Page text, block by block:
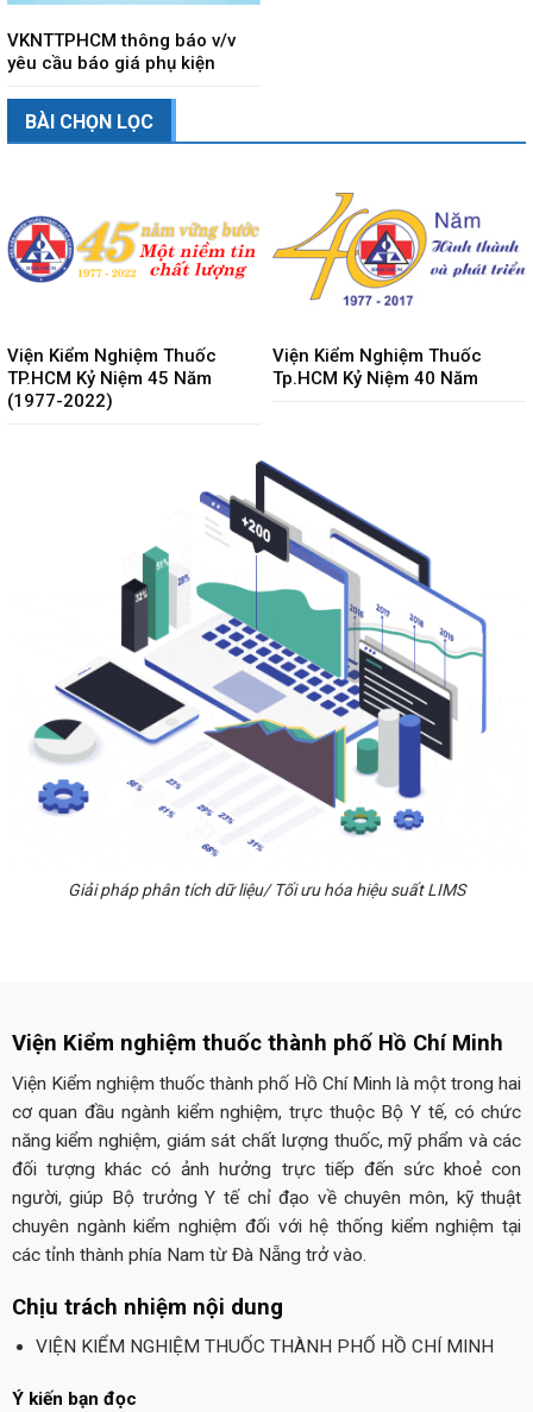
VKNTTPHCM thông báo v/v
yêu cầu báo giá phụ kiện
BÀI CHỌN LỌC
Viện Kiểm Nghiệm Thuốc
TP.HCM Kỷ Niệm 45 Năm
(1977-2022)
Viện Kiểm Nghiệm Thuốc
Tp.HCM Kỷ Niệm 40 Năm
Giải pháp phân tích dữ liệu/ Tối ưu hóa hiệu suất LIMS
Viện Kiểm nghiệm thuốc thành phố Hồ Chí Minh
Viện Kiểm nghiệm thuốc thành phố Hồ Chí Minh là một trong hai
cơ quan đầu ngành kiểm nghiệm, trực thuộc Bộ Y tế, có chức
năng kiểm nghiệm, giám sát chất lượng thuốc, mỹ phẩm và các
đối tượng khác có ảnh hưởng trực tiếp đến sức khoẻ con
người, giúp Bộ trưởng Y tế chỉ đạo về chuyên môn, kỹ thuật
chuyên ngành kiểm nghiệm đối với hệ thống kiểm nghiệm tại
các tỉnh thành phía Nam từ Đà Nẵng trở vào.
Chịu trách nhiệm nội dung
VIỆN KIỂM NGHIỆM THUỐC THÀNH PHỐ HỒ CHÍ MINH
Ý kiến bạn đọc